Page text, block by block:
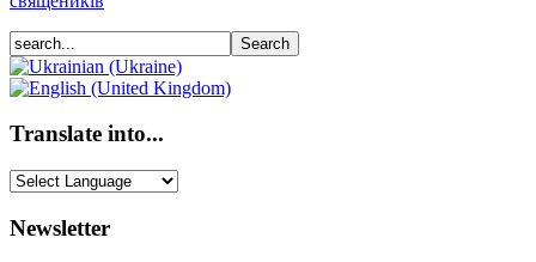
Translate into...
Newsletter